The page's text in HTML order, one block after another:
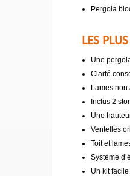
Pergola
LES
Une
Clarté
Lames
Inclus 2
Une
Ventelles
Toit et
Système
Un kit